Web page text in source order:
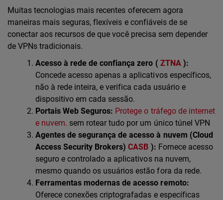
Muitas tecnologias mais recentes oferecem agora
maneiras mais seguras, flexíveis e confiáveis de se
conectar aos recursos de que você precisa sem depender
de VPNs tradicionais.
Acesso à rede de confiança zero ( ZTNA):
Concede acesso apenas a aplicativos específicos,
não à rede inteira, e verifica cada usuário e
dispositivo em cada sessão.
Portais Web Seguros: Protege o tráfego de internet
e nuvem. sem rotear tudo por um único túnel VPN
Agentes de segurança de acesso à nuvem (Cloud
Access Security Brokers) CASB ): Fornece acesso
seguro e controlado a aplicativos na nuvem,
mesmo quando os usuários estão fora da rede.
Ferramentas modernas de acesso remoto:
Oferece conexões criptografadas e específicas